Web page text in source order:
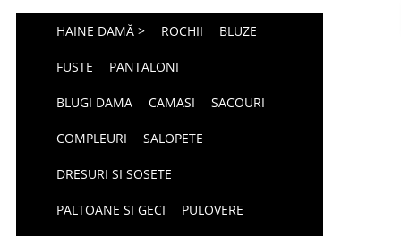
HAINE DAMĂ > ROCHII BLUZE
FUSTE PANTALONI
BLUGI DAMA CAMASI SACOURI
COMPLEURI SALOPETE
DRESURI SI SOSETE
PALTOANE SI GECI PULOVERE